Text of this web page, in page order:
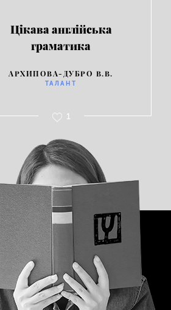
Цікава англійська
граматика
АРХИПОВА-ДУБРО В.В.
ТАЛАНТ
1